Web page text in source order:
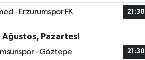
- Erzurumspor FK 21:30
Ağustos, Pazartesi
- Göztepe
21:30